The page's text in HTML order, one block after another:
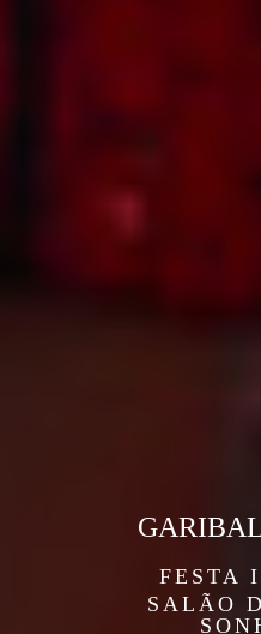
FESTA
SALÃO